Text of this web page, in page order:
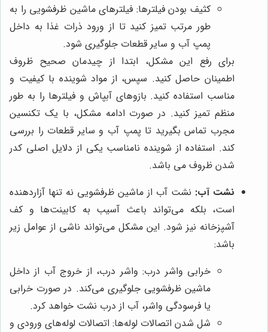
کثیف بودن فیلترها: فیلترهای ماشین ظرفشویی را به
طور مرتب تمیز کنید تا از ورود ذرات غذا به داخل
پمپ آب و سایر قطعات جلوگیری شود.
برای رفع این مشکل، ابتدا از چیدمان صحیح ظروف
اطمینان حاصل کنید. سپس، از مواد شوینده با کیفیت و
مناسب استفاده کنید. بازوهای آبپاش و فیلترها را به طور
منظم تمیز کنید. در صورت ادامه مشکل، با یک تکنسین
مجرب تماس بگیرید تا پمپ آب و سایر قطعات را بررسی
کند. استفاده از شوینده نامناسب یکی از دلایل اصلی کدر
شدن ظروف می باشد.
نشت آب: نشت آب از ماشین ظرفشویی نه تنها آزاردهنده
است، بلکه می‌تواند باعث آسیب به کابینت‌ها و کف
آشپزخانه نیز شود. این مشکل می‌تواند ناشی از عوامل زیر
باشد:
خرابی واشر درب: واشر درب، از خروج آب از داخل
ماشین ظرفشویی جلوگیری می‌کند. در صورت خرابی
یا فرسودگی واشر، آب از درب نشت خواهد کرد.
شل شدن اتصالات لوله‌ها: اتصالات لوله‌های ورودی و